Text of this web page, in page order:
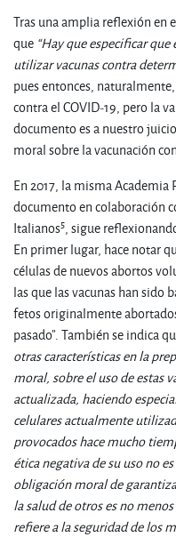
Tras una amplia reflexión en
que “Hay que especificar
utilizar vacunas contra
pues entonces,
contra el COVID-19, pero la
documento es a nuestro
moral sobre la vacunación
En 2017, la misma
documento en colaboración
Italianos5, sigue
En primer lugar, hace notar
células de nuevos abortos
las que las vacunas han sido
fetos originalmente
pasado”. También se indica
otras características en la
moral, sobre el uso de estas
actualizada, haciendo
celulares actualmente
provocados hace mucho
ética negativa de su uso no
obligación moral de
la salud de otros es no
refiere a la seguridad de los